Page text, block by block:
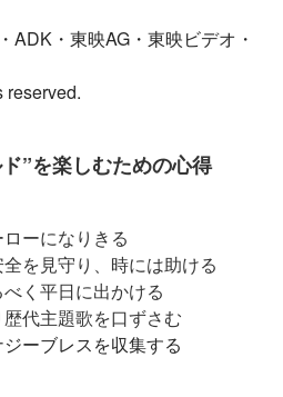
を見守り、時には助ける
代主題歌を口ずさむ
ーブレスを収集する
ンキング